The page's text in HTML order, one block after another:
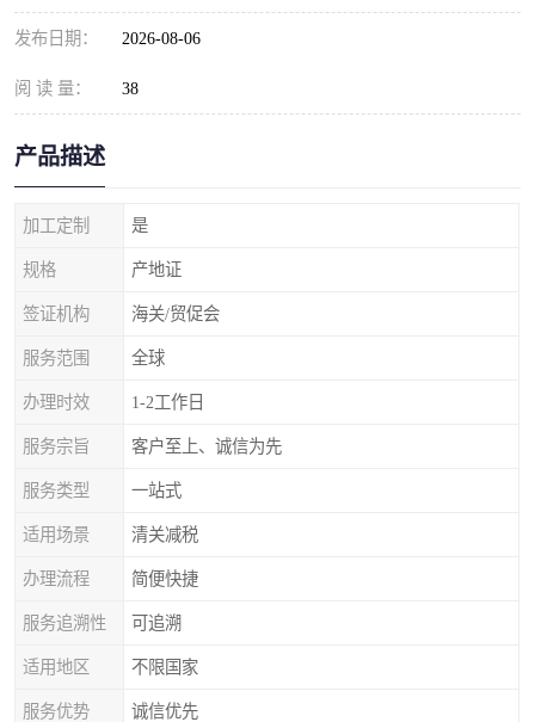
发布日期： 2026-08-06
阅 读 量： 38
产品描述
加工定制 是
规格 产地证
签证机构 海关/贸促会
服务范围 全球
办理时效 1-2工作日
服务宗旨 客户至上、诚信为先
服务类型 一站式
适用场景 清关减税
办理流程 简便快捷
服务追溯性 可追溯
适用地区 不限国家
服务优势 诚信优先